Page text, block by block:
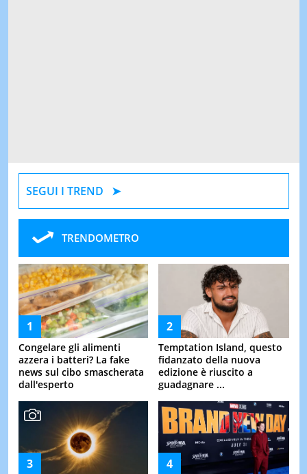
SEGUI I TREND
TRENDOMETRO
Congelare gli alimenti
azzera i batteri? La fake
news sul cibo smascherata
dall'esperto
Temptation Island, questo
fidanzato della nuova
edizione è riuscito a
guadagnare ...